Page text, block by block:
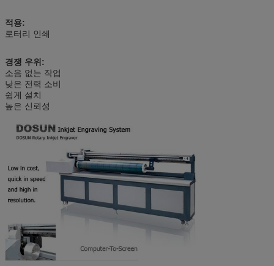
적용:
로터리 인쇄
경쟁 우위:
소음 없는 작업
낮은 전력 소비
쉽게 설치
높은 신뢰성